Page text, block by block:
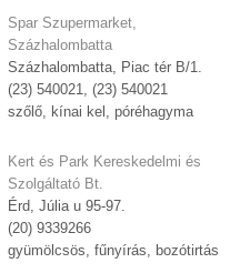
Spar Szupermarket,
Százhalombatta
Százhalombatta, Piac tér B/1.
(23) 540021, (23) 540021
szőlő, kínai kel, póréhagyma
Kert és Park Kereskedelmi és
Szolgáltató Bt.
Érd, Júlia u 95-97.
(20) 9339266
gyümölcsös, fűnyírás, bozótirtás